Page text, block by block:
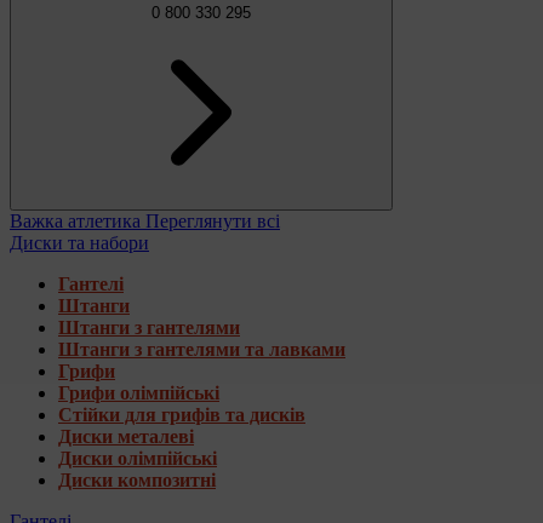
0 800 330 295
Важка атлетика Переглянути всі
Диски та набори
Гантелі
Штанги
Штанги з гантелями
Штанги з гантелями та лавками
Грифи
Грифи олімпійські
Стійки для грифів та дисків
Диски металеві
Диски олімпійські
Диски композитні